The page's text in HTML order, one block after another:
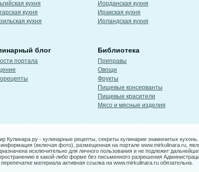
кухня
кухня
кухня
Иорданская кухня
Иракская кухня
Ирландская кухня
блог
портала
Библиотека
Приправы
Овощи
Фрукты
Пищевые консерванты
Пищевые красители
Мясо и мясные изделия
Кулинара.ру - кулинарные рецепты, секреты кулинарии знаменитых кухонь.
(включая фото), размещенная на портале www.mirkulinara.ru,
исключительно для личного пользования и не подлежит
в какой-либо форме без письменного разрешения
материала активная ссылка на www.mirkulinara.ru обязательна.